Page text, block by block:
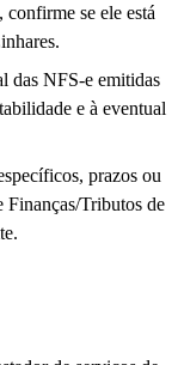
se ele está
das NFS-e emitidas
e à eventual
prazos ou
Finanças/Tributos de